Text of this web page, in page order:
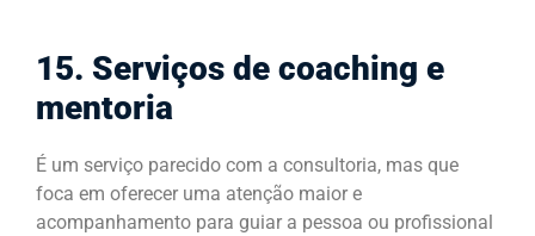
15. Serviços de coaching e
mentoria
É um serviço parecido com a consultoria, mas que
foca em oferecer uma atenção maior e
acompanhamento para guiar a pessoa ou profissional